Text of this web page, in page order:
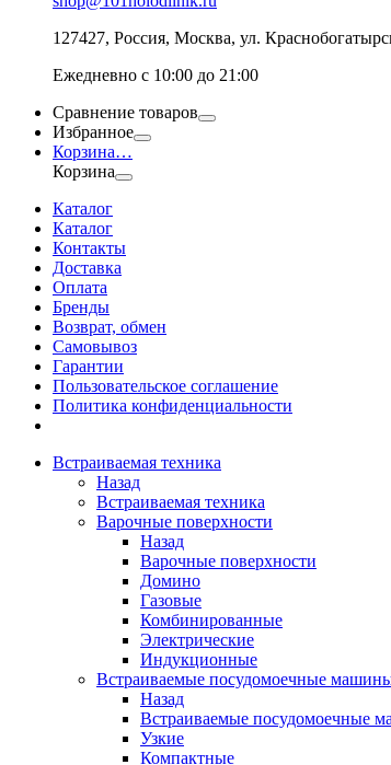
127427, Россия, Москва, ул.
Ежедневно с 10:00 до 21:00
Сравнение товаров
Избранное
Корзина…
Корзина
Каталог
Каталог
Контакты
Доставка
Оплата
Бренды
Возврат, обмен
Самовывоз
Гарантии
Пользовательское соглашение
Политика конфиденциальности
Встраиваемая техника
Назад
Встраиваемая техника
Варочные поверхности
Назад
Варочные поверхности
Домино
Газовые
Комбинированные
Электрические
Индукционные
Встраиваемые посудомоечные
Назад
Встраиваемые посудомоечные
Узкие
Компактные